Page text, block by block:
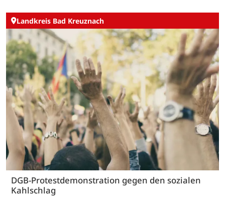
Landkreis Bad Kreuznach
DGB-Protestdemonstration gegen den sozialen
Kahlschlag